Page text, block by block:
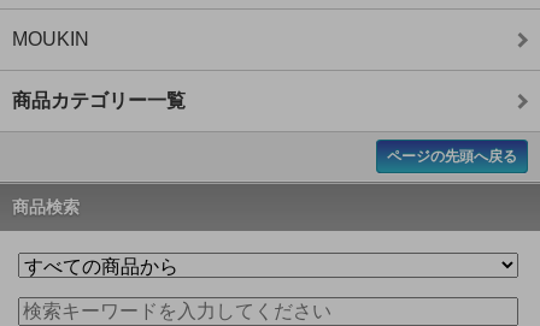
MOUKIN
商品カテゴリー一覧
ページの先頭へ戻る
商品検索